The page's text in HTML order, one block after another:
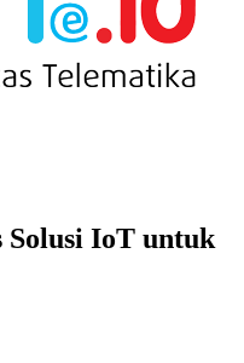
IoT untuk